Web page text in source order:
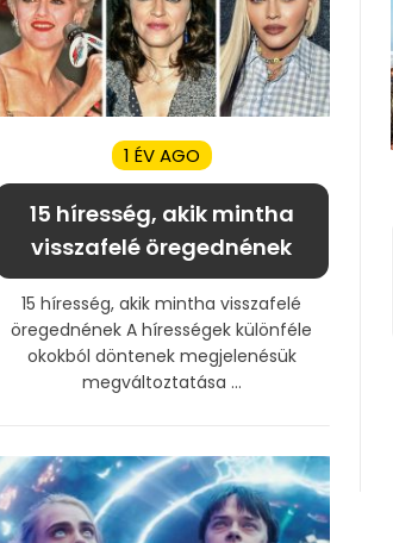
1 ÉV AGO
15 híresség, akik mintha
visszafelé öregednének
15 híresség, akik mintha visszafelé
öregednének A hírességek különféle
okokból döntenek megjelenésük
megváltoztatása ...